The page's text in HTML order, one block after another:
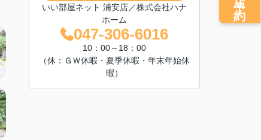
いい部屋ネット 浦安店／株式会社ハナ
ホーム
047-306-6016
10：00～18：00
（休：ＧＷ休暇・夏季休暇・年末年始休
暇）